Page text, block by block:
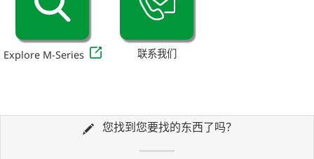
Explore M-Series 联系我们
您找到您要找的东西了吗？